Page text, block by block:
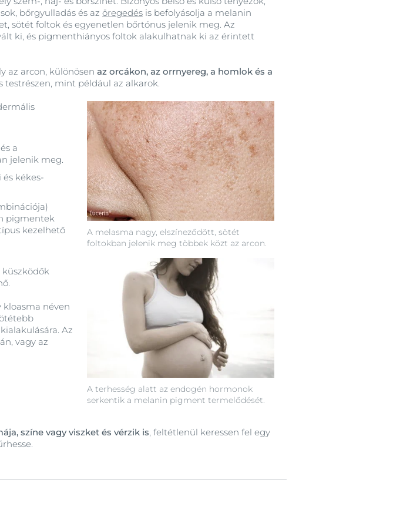
bőrgyulladás és az öregedés is befolyásolja a melanin
sötét foltok és egyenetlen bőrtónus jelenik meg. Az
ki, és pigmenthiányos foltok alakulhatnak ki az érintett
az arcon, különösen az orcákon, az orrnyereg, a homlok és a
mint például az alkarok.
A melasma nagy, elszíneződött, sötét
foltokban jelenik meg többek közt az arcon.
A terhesség alatt az endogén hormonok
serkentik a melanin pigment termelődését.
a
jelenik meg.
kékes-
pigmentek
kezelhető
kloasma néven
Az
vagy az
színe vagy viszket és vérzik is, feltétlenül keressen fel egy